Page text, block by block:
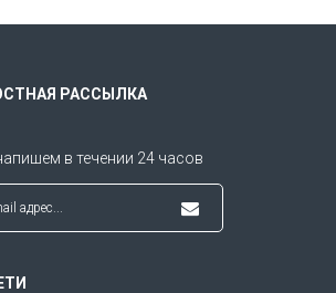
РАССЫЛКА
в течении 24 часов